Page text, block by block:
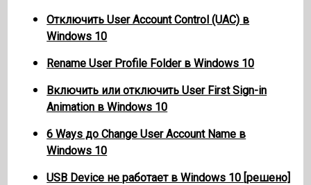
Отключить User Account Control (UAC) в
Windows 10
Rename User Profile Folder в Windows 10
Включить или отключить User First Sign-in
Animation в Windows 10
6 Ways до Change User Account Name в
Windows 10
USB Device не работает в Windows 10 [решено]